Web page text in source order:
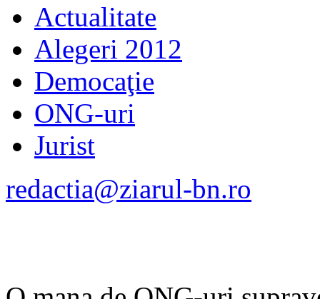
Actualitate
Alegeri 2012
Democaţie
ONG-uri
Jurist
redactia@ziarul-bn.ro